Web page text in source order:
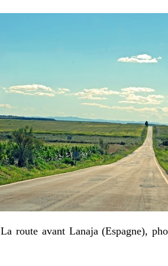
La route avant Lanaja (Espagne),